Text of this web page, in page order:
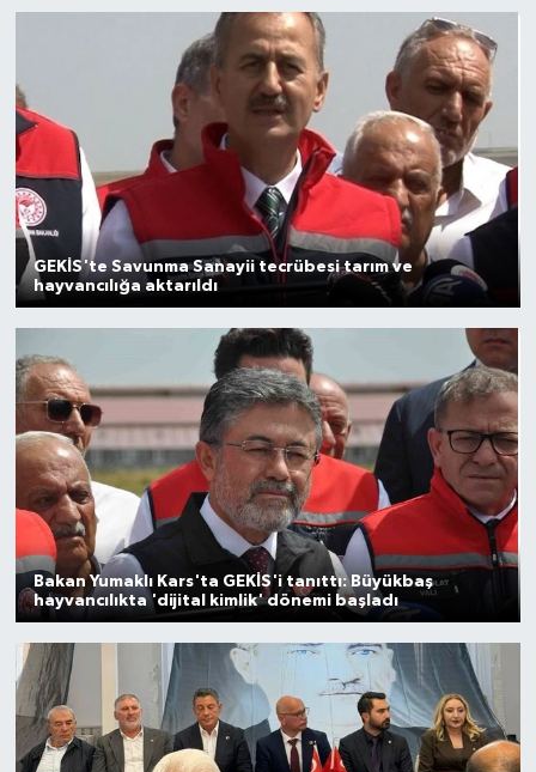
GEKİS'te Savunma Sanayii tecrübesi tarım ve
hayvancılığa aktarıldı
Bakan Yumaklı Kars'ta GEKİS'i tanıttı: Büyükbaş
hayvancılıkta 'dijital kimlik' dönemi başladı
Gayrimenkul
Eğitim